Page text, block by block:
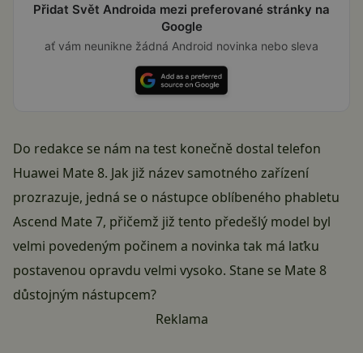
Přidat Svět Androida mezi preferované stránky na
Google
ať vám neunikne žádná Android novinka nebo sleva
Do redakce se nám na test konečně dostal telefon
Huawei Mate 8. Jak již název samotného zařízení
prozrazuje, jedná se o nástupce oblíbeného phabletu
Ascend Mate 7, přičemž již tento předešlý model byl
velmi povedeným počinem a novinka tak má laťku
postavenou opravdu velmi vysoko. Stane se Mate 8
důstojným nástupcem?
Reklama